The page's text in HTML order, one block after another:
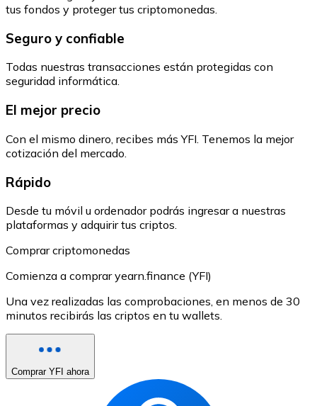
tus fondos y proteger tus criptomonedas.
Seguro y confiable
Todas nuestras transacciones están protegidas con
seguridad informática.
El mejor precio
Con el mismo dinero, recibes más YFI. Tenemos la mejor
cotización del mercado.
Rápido
Desde tu móvil u ordenador podrás ingresar a nuestras
plataformas y adquirir tus criptos.
Comprar criptomonedas
Comienza a comprar yearn.finance (YFI)
Una vez realizadas las comprobaciones, en menos de 30
minutos recibirás las criptos en tu wallets.
Comprar YFI ahora